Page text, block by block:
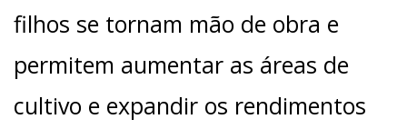
filhos se tornam mão de obra e
permitem aumentar as áreas de
cultivo e expandir os rendimentos